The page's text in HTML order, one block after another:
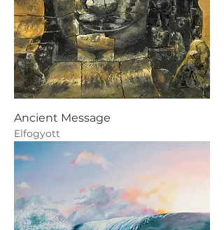
Ancient Message
Elfogyott